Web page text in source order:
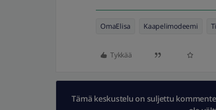
OmaElisa Kaapelimodeemi
Tykkää
Tämä keskustelu on suljettu